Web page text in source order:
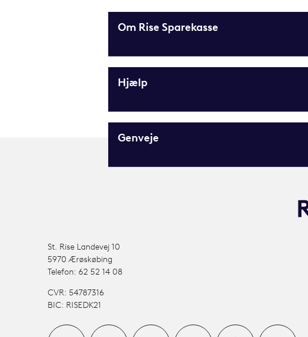
Om Rise Sparekasse
Hjælp
Genveje
St. Rise Landevej 10
5970 Ærøskøbing
Telefon: 62 52 14 08
CVR: 54787316
BIC: RISEDK21